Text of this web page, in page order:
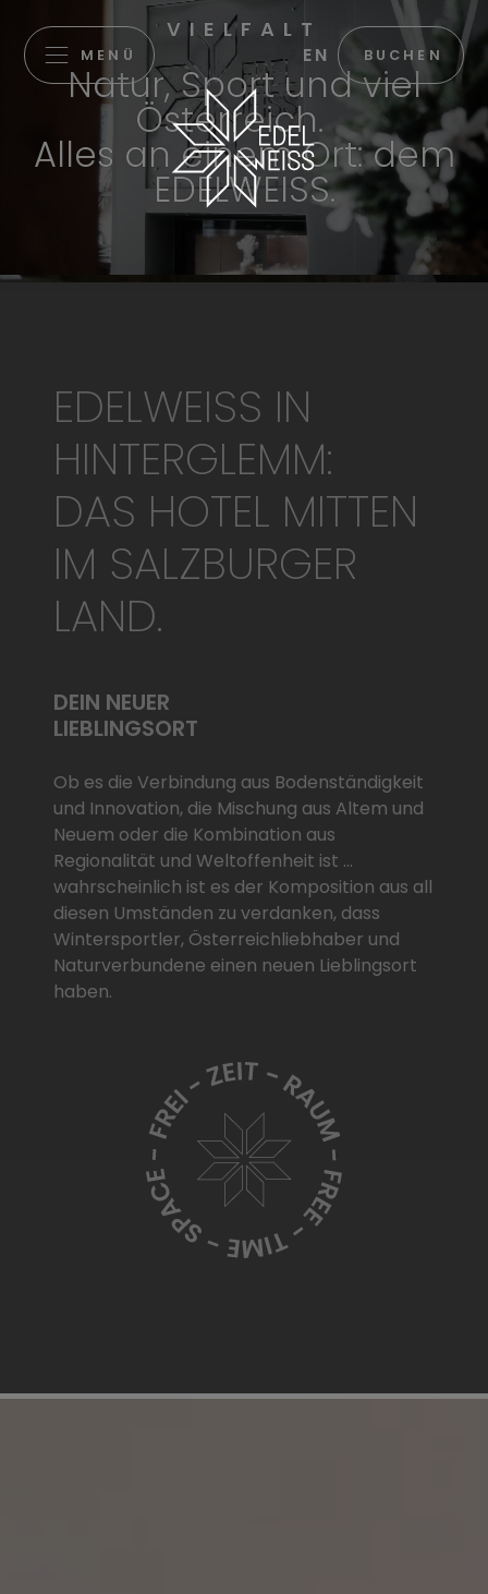
MENÜ EN BUCHEN
VIELFALT
Natur, Sport und viel
Österreich.
Alles an einem Ort: dem
EDELWEISS.
EDELWEISS IN
HINTERGLEMM:
DAS HOTEL MITTEN
IM SALZBURGER
LAND.
DEIN NEUER
LIEBLINGSORT
Ob es die Verbindung aus Bodenständigkeit
und Innovation, die Mischung aus Altem und
Neuem oder die Kombination aus
Regionalität und Weltoffenheit ist ...
wahrscheinlich ist es der Komposition aus all
diesen Umständen zu verdanken, dass
Wintersportler, Österreichliebhaber und
Naturverbundene einen neuen Lieblingsort
haben.